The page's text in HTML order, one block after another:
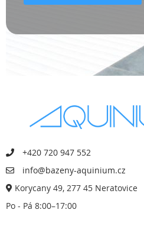
+420 720 947 552
info@bazeny-aquinium.cz
Korycany 49, 277 45 Neratovice
Po - Pá 8:00–17:00